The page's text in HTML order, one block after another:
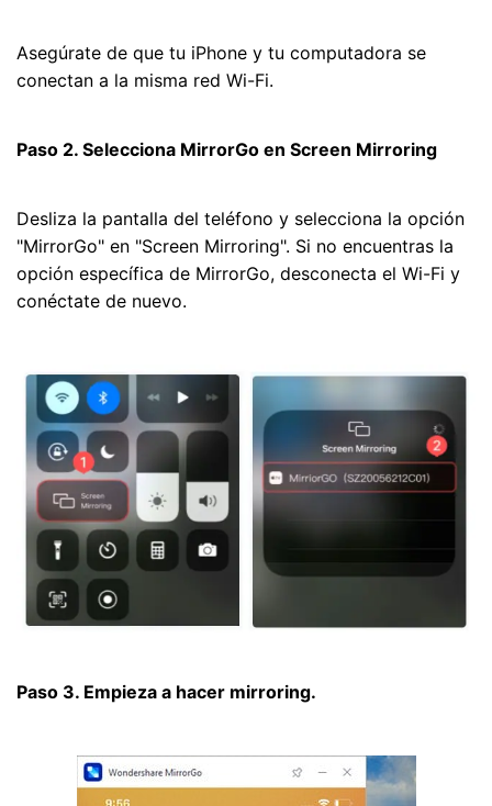
Asegúrate de que tu iPhone y tu computadora se
conectan a la misma red Wi-Fi.
Paso 2. Selecciona MirrorGo en Screen Mirroring
Desliza la pantalla del teléfono y selecciona la opción
"MirrorGo" en "Screen Mirroring". Si no encuentras la
opción específica de MirrorGo, desconecta el Wi-Fi y
conéctate de nuevo.
Paso 3. Empieza a hacer mirroring.